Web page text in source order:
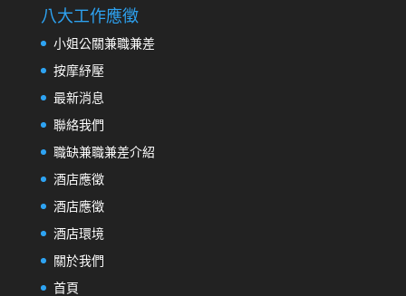
八大工作應徵
小姐公關兼職兼差
按摩紓壓
最新消息
聯絡我們
職缺兼職兼差介紹
酒店應徵
酒店應徵
酒店環境
關於我們
首頁